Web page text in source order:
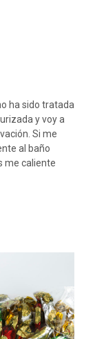
ha sido tratada
y voy a
Si me
al baño
me caliente